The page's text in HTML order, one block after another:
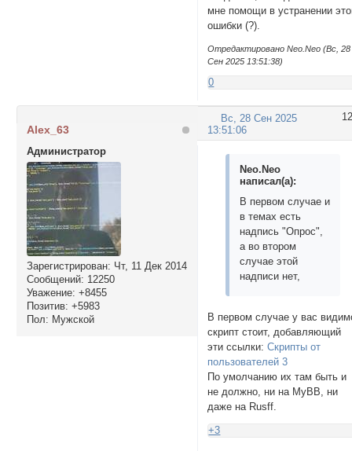
мне помощи в устранении
ошибки (?).
Отредактировано Neo.Neo (Вс, 28
Сен 2025 13:51:38)
0
12
Вс, 28 Сен 2025
13:51:06
Alex_63
Администратор
Зарегистрирован: Чт, 11 Дек 2014
Сообщений: 12250
Уважение: +8455
Позитив: +5983
Пол: Мужской
Neo.Neo
написал(а):
В первом случае и
в темах есть
надпись "Опрос",
а во втором
случае этой
надписи нет,
В первом случае у вас
скрипт стоит, добавляющий
эти ссылки:Скрипты от
пользователей 3
По умолчанию их там быть и
не должно, ни на MyBB, ни
даже на Rusff.
+3